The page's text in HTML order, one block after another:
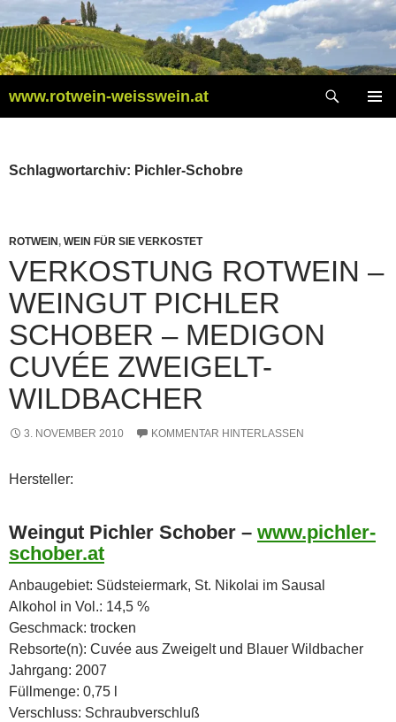
Inhalt
springen
www.rotwein-weisswein.at
Schlagwortarchiv: Pichler-Schobre
ROTWEIN , WEIN FÜR SIE VERKOSTET
VERKOSTUNG ROTWEIN –
WEINGUT PICHLER
SCHOBER – MEDIGON
CUVÉE ZWEIGELT-
WILDBACHER
3. NOVEMBER 2010 KOMMENTAR HINTERLASSEN
Hersteller:
Weingut Pichler Schober – www.pichler-
schober.at
Anbaugebiet: Südsteiermark, St. Nikolai im Sausal
Alkohol in Vol.: 14,5 %
Geschmack: trocken
Rebsorte(n): Cuvée aus Zweigelt und Blauer Wildbacher
Jahrgang: 2007
Füllmenge: 0,75 l
Verschluss: Schraubverschluß